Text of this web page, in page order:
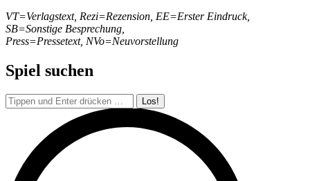
VT=Verlagstext, Rezi=Rezension, EE=Erster Eindruck,
SB=Sonstige Besprechung,
Press=Pressetext, NVo=Neuvorstellung
Spiel suchen
Search: